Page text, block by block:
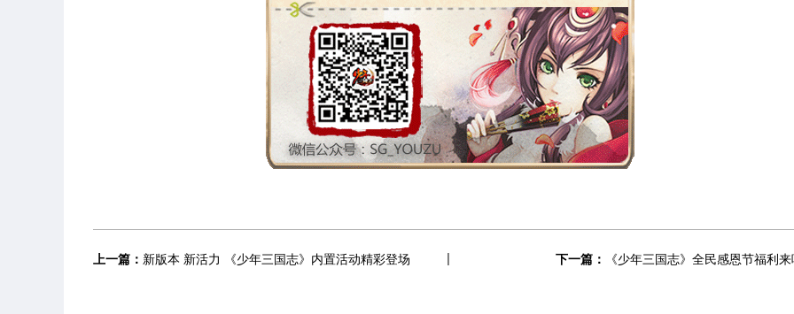
上一篇： 新版本 新活力 《少年三国志》内置活动精彩登场 下一篇： 《少年三国志》全民感恩节福利